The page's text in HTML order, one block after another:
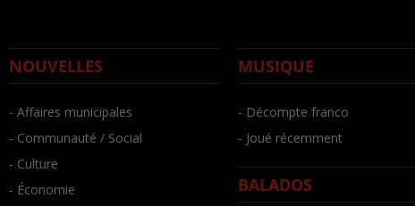
NOUVELLES
- Affaires municipales
- Communauté / Social
- Culture
- Économie
MUSIQUE
- Décompte franco
- Joué récemment
BALADOS